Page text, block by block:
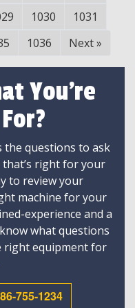
1030
1031
1036 Next»
You're
the questions to ask
right for your
to review your
machine for your
experience and a
what questions
right equipment for
755-1234